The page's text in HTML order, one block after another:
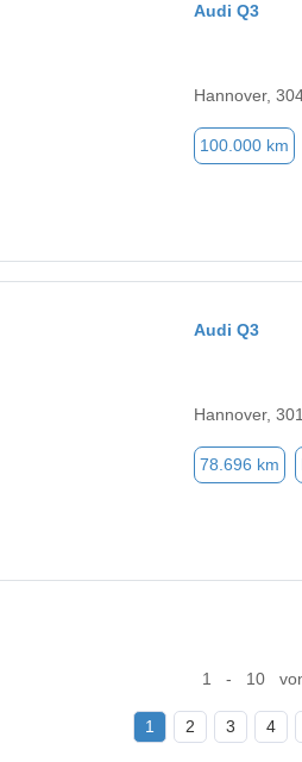
Audi Q3
Hannover,
100.000 km
Audi Q3
Hannover,
78.696 km
1 - 10
1 2 3 4